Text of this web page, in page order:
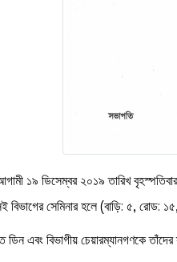
১৯ ডিসেম্বর ২০১৯ তারিখ
বিভাগের সেমিনার হলে (বাড়ি: ৫, রোড:
এবং বিভাগীয় চেয়ারম্যানগণকে